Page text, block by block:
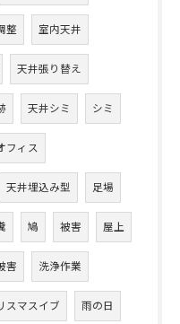
整 室内天井
天井張り替え
天井シミ シミ
フィス
天井埋込み型 足場
鳩 被害 屋上
害 洗浄作業
スマスイブ 雨の日